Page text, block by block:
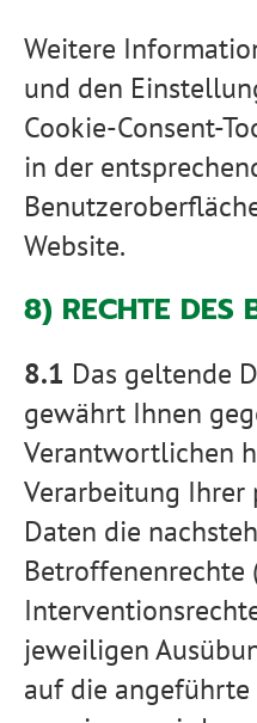
Weitere
und den
Cookie-Consent-
in der
Website.
8) RECHTE DES
8.1 Das geltende
gewährt Ihnen
Verantwortlichen
Verarbeitung Ihrer
Daten die
Betroffenenrechte
jeweiligen
auf die